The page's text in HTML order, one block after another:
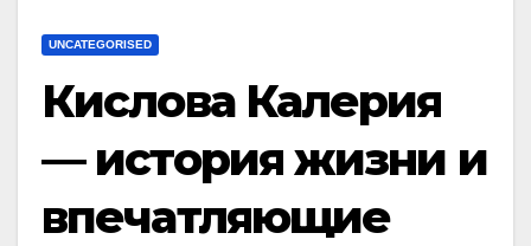
UNCATEGORISED
Кислова Калерия
— история жизни и
впечатляющие